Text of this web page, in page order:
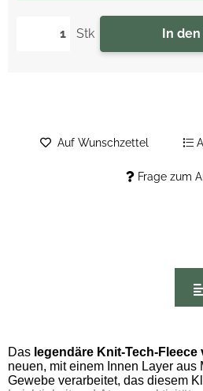
Stk In
Frage zum
Auf Wunschzettel
Das legendäre Knit-Tech-Fleece
neuen, mit einem Innen Layer aus
Gewebe verarbeitet, das diesem